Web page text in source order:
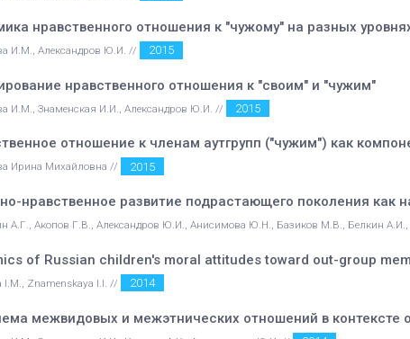
нравственного отношения к "чужому" на разных
И.М., Александров Ю.И. // 2015
нравственного отношения к "своим" и "чужим"
И.М., Знаменская И.И., Александров Ю.И. // 2015
отношение к членам аутгрупп ("чужим") как
Ирина Михайловна // 2015
нравственное развитие подрастающего поколения как
А.Г., Акопов Г.В., Александров Ю.И., Анисимова Ю.Н., Базиков М.В., Белкин
of Russian children's moral attitudes toward out-group
I.M., Znamenskaya I.I. // 2014
межвидовых и межэтнических отношений в контексте